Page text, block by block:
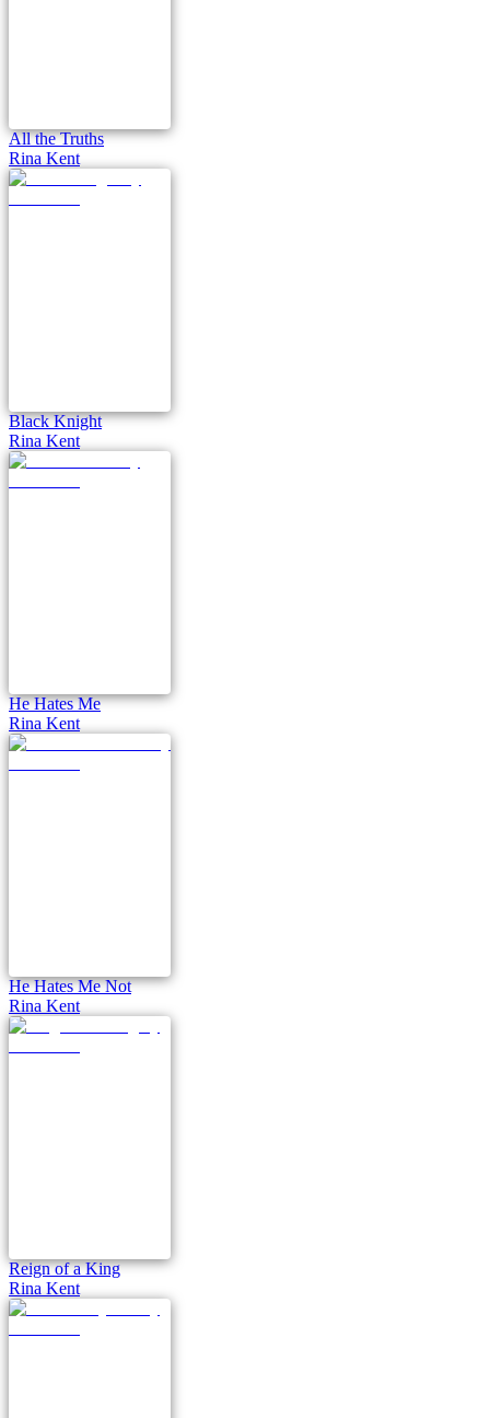
All the Truths
Rina Kent
Black Knight
Rina Kent
He Hates Me
Rina Kent
He Hates Me Not
Rina Kent
Reign of a King
Rina Kent